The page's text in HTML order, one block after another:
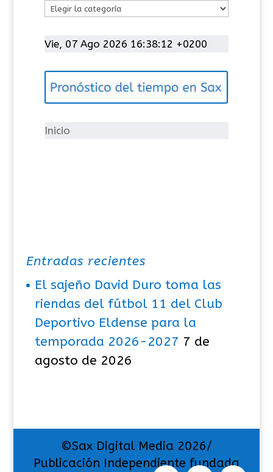
t
g
í
Vie, 07 Ago 2026 16:38:12 +0200
Inicio
Entradas recientes
El sajeño David Duro toma las
riendas del fútbol 11 del Club
Deportivo Eldense para la
temporada 2026-2027 7 de
agosto de 2026
©Sax Digital Media 2026/
Publicación Independiente fundada